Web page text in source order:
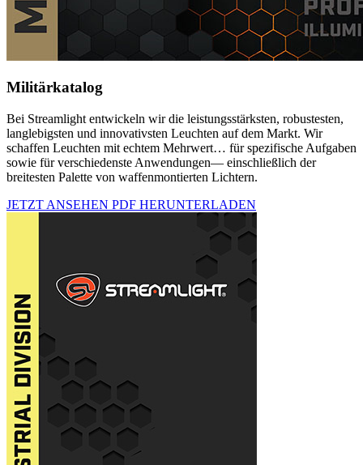
Militärkatalog
Bei Streamlight entwickeln wir die leistungsstärksten, robustesten,
langlebigsten und innovativsten Leuchten auf dem Markt. Wir
schaffen Leuchten mit echtem Mehrwert… für spezifische Aufgaben
sowie für verschiedenste Anwendungen— einschließlich der
breitesten Palette von waffenmontierten Lichtern.
JETZT ANSEHEN PDF HERUNTERLADEN